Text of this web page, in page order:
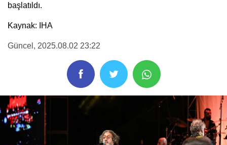
başlatıldı.
Kaynak: IHA
Güncel , 2025.08.02 23:22